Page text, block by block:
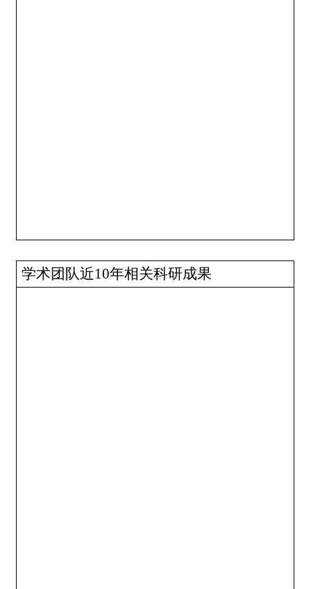
学术团队近10年相关科研成果